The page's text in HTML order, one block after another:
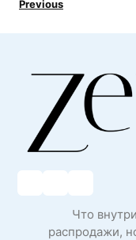
Previous
Что
распродажи,